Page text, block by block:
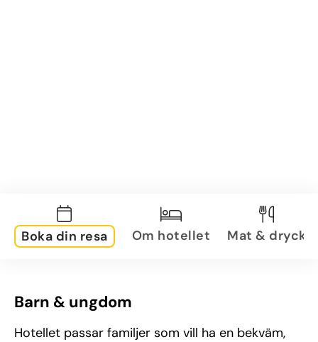
Boka din resa Om hotellet Mat & dryck
Barn & ungdom
Hotellet passar familjer som vill ha en bekväm,